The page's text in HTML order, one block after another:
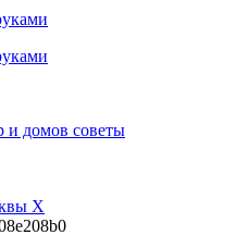
и домов советы
X